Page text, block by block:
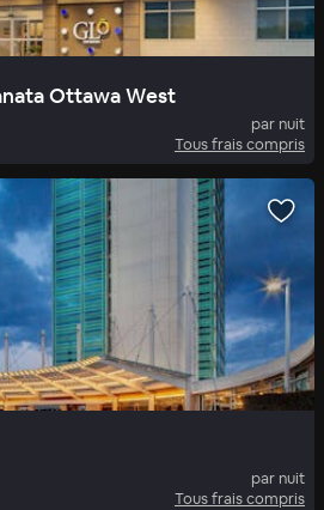
Ottawa West
par nuit
Tous frais compris
par nuit
Tous frais compris